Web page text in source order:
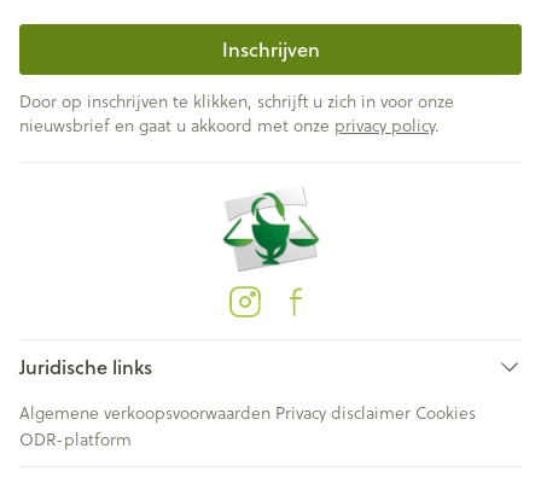
Inschrijven
Door op inschrijven te klikken, schrijft u zich in voor onze
nieuwsbrief en gaat u akkoord met onze privacy policy.
Juridische links
Algemene verkoopsvoorwaarden Privacy disclaimer Cookies
ODR-platform